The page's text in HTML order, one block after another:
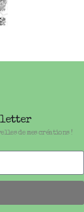
de mes créations !